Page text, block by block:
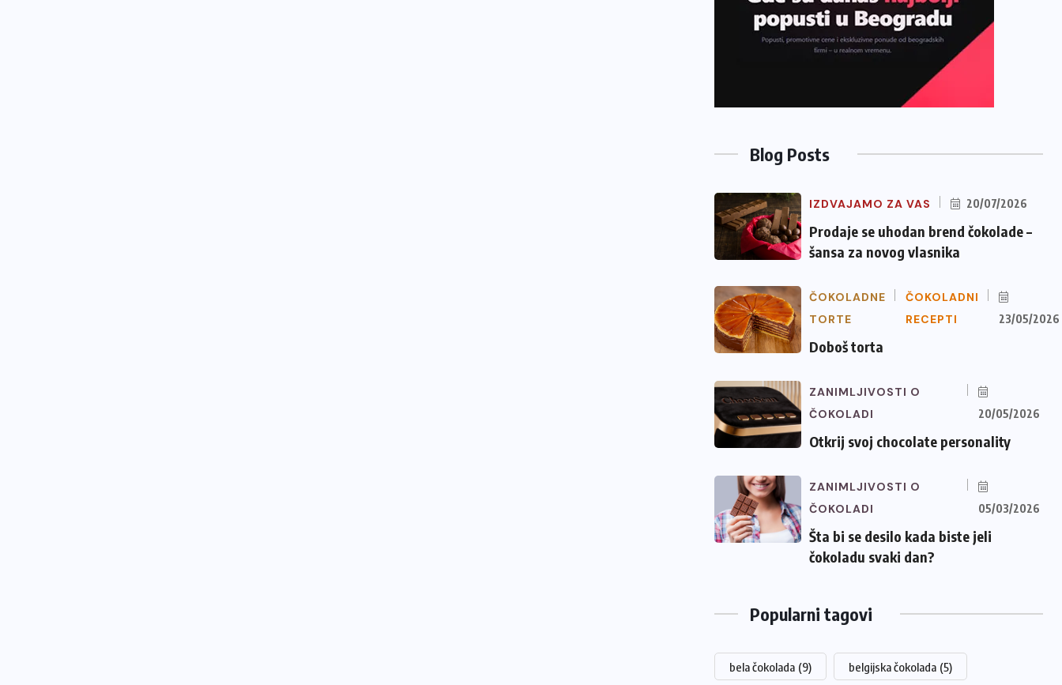
Blog Posts
IZDVAJAMO ZA VAS 20/07/2026
Prodaje se uhodan brend čokolade –
šansa za novog vlasnika
ČOKOLADNE
TORTE
ČOKOLADNI
RECEPTI
23/05/2026
Doboš torta
ZANIMLJIVOSTI O
ČOKOLADI
20/05/2026
Otkrij svoj chocolate personality
ZANIMLJIVOSTI O
ČOKOLADI
05/03/2026
Šta bi se desilo kada biste jeli
čokoladu svaki dan?
Popularni tagovi
bela čokolada (9) belgijska čokolada (5)